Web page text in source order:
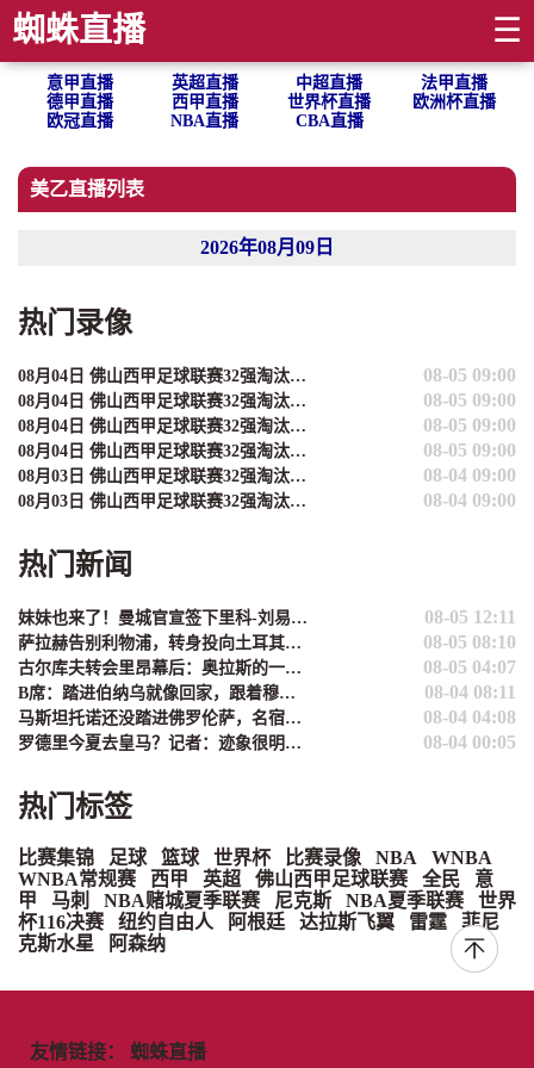
蜘蛛直播 ☰
意甲直播 英超直播 中超直播
法甲直播
德甲直播
西甲直播 世界杯直播
欧洲杯直播
欧冠直播
NBA直播 CBA直播
美乙直播列表
2026年08月09日
热门录像
08月04日 佛山西甲足球联赛32强淘汰赛 肇庆恒骏成 VS 三七互娱 全场录像 08-05 09:00
08月04日 佛山西甲足球联赛32强淘汰赛 贪玩游戏 VS 美的薪火 全场录像 08-05 09:00
08月04日 佛山西甲足球联赛32强淘汰赛 藝品高國際 VS 湛江狂狼·粵辉能源 全场录像 08-05 09:00
08月04日 佛山西甲足球联赛32强淘汰赛 广东西南建设 VS 香港圣徒 全场录像 08-05 09:00
08月03日 佛山西甲足球联赛32强淘汰赛 广东凤铝 VS 湛江八部科技 全场录像 08-04 09:00
08月03日 佛山西甲足球联赛32强淘汰赛 大塘控股 VS 茂名市点都得 全场录像 08-04 09:00
热门新闻
妹妹也来了！曼城官宣签下里科-刘易斯的妹妹萨夏 08-05 12:11
萨拉赫告别利物浦，转身投向土耳其：英超最让人唏嘘的一幕，终于来了 08-05 08:10
古尔库夫转会里昂幕后：奥拉斯的一场豪赌，阿森纳只是看客？ 08-05 04:07
B席：踏进伯纳乌就像回家，跟着穆里尼奥再冲一把 08-04 08:11
马斯坦托诺还没踏进佛罗伦萨，名宿先泼冷水：别拿这儿当跳板 08-04 04:08
罗德里今夏去皇马？记者：迹象很明确，但决定权在他自己手里 08-04 00:05
热门标签
比赛集锦 足球 篮球 世界杯 比赛录像 NBA
WNBA
WNBA常规赛
西甲 英超 佛山西甲足球联赛 全民
意
甲
马刺 NBA赌城夏季联赛 尼克斯 NBA夏季联赛
世界
杯116决赛
纽约自由人 阿根廷 达拉斯飞翼 雷霆
菲尼
克斯水星
阿森纳
友情链接： 蜘蛛直播